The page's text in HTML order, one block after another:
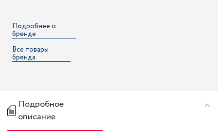
Подробнее о
бренде
Все товары
бренда
Подробное
описание